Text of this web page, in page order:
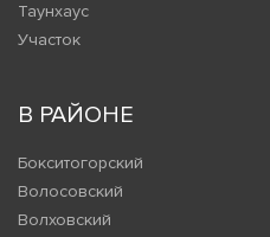
Таунхаус
Участок
В РАЙОНЕ
Бокситогорский
Волосовский
Волховский